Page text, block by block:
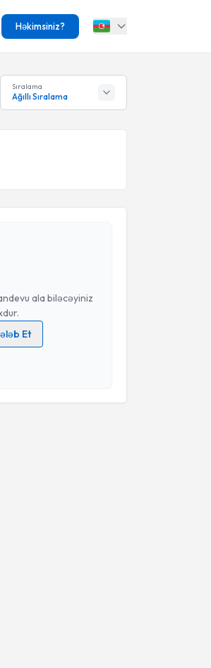
Həkimsiniz?
Sıralama
Ağıllı Sıralama
ala biləcəyiniz
Et
dair